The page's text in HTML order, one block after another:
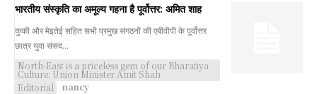
भारतीय संस्कृति का अमूल्य गहना है पूर्वोत्तर: अमित शाह
कुकी और मेइतेई सहित सभी प्रमुख संगठनों की एबीवीपी के पूर्वोत्तर
छात्र युवा संसद...
North-East is a priceless gem of our Bharatiya
Culture: Union Minister Amit Shah
Editorial
nancy